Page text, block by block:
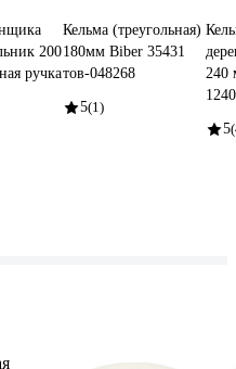
200
ручка
Кельма (треугольная)
180мм Biber 35431
тов-048268
5(1)
240
5